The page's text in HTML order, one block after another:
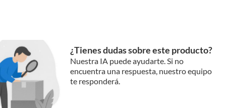
¿Tienes dudas sobre este producto?
Nuestra IA puede ayudarte. Si no
encuentra una respuesta, nuestro equipo
te responderá.